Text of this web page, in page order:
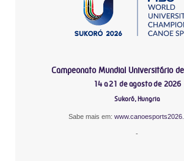
Campeonato Mundial Universitário
14 a 21 de agosto de 2026
Sukoró, Hungria
Sabe mais em:
-